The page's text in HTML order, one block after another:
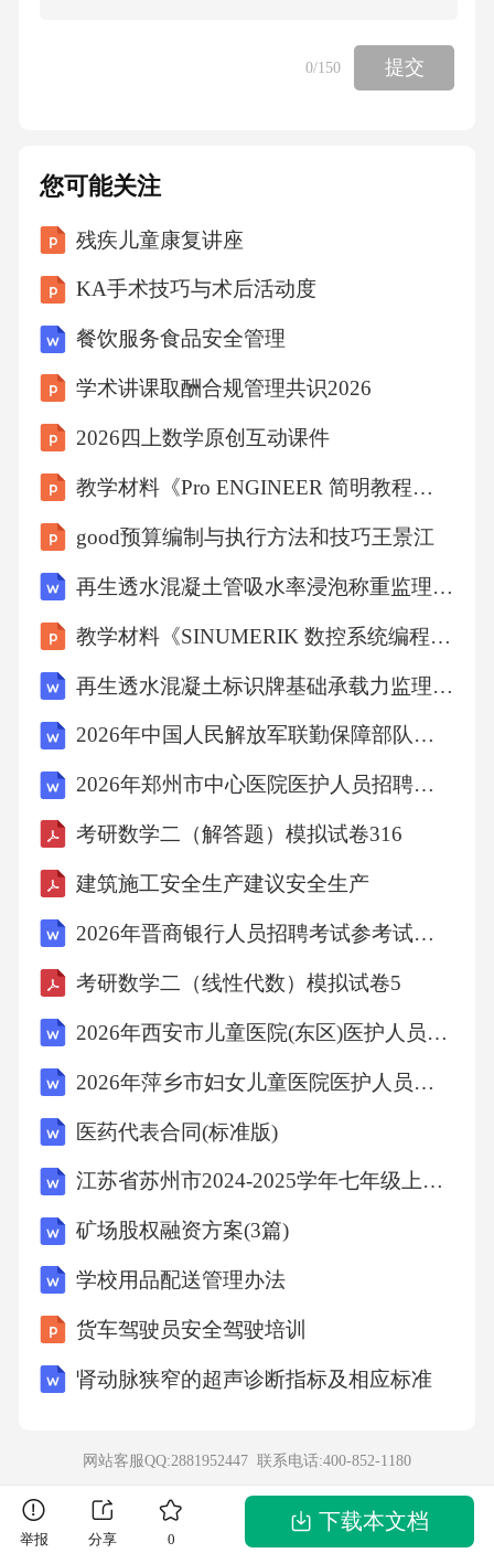
0/150 提交
您可能关注
残疾儿童康复讲座
KA手术技巧与术后活动度
餐饮服务食品安全管理
学术讲课取酬合规管理共识2026
2026四上数学原创互动课件
教学材料《Pro ENGINEER 简明教程》-第1章
good预算编制与执行方法和技巧王景江
再生透水混凝土管吸水率浸泡称重监理细则
教学材料《SINUMERIK 数控系统编程》-2
再生透水混凝土标识牌基础承载力监理细则
2026年中国人民解放军联勤保障部队第九八一医院医护人员招聘考试参考试题及答案详解
2026年郑州市中心医院医护人员招聘考试备考试题及答案详解
考研数学二（解答题）模拟试卷316
建筑施工安全生产建议安全生产
2026年晋商银行人员招聘考试参考试题及答案详解
考研数学二（线性代数）模拟试卷5
2026年西安市儿童医院(东区)医护人员招聘笔试参考试题及答案详解
2026年萍乡市妇女儿童医院医护人员招聘笔试备考题库及答案详解
医药代表合同(标准版)
江苏省苏州市2024-2025学年七年级上学期期末阳光调研英语试卷（含答案解析）
矿场股权融资方案(3篇)
学校用品配送管理办法
货车驾驶员安全驾驶培训
肾动脉狭窄的超声诊断指标及相应标准
网站客服QQ:2881952447 联系电话:400-852-1180
举报 分享 0
下载本文档